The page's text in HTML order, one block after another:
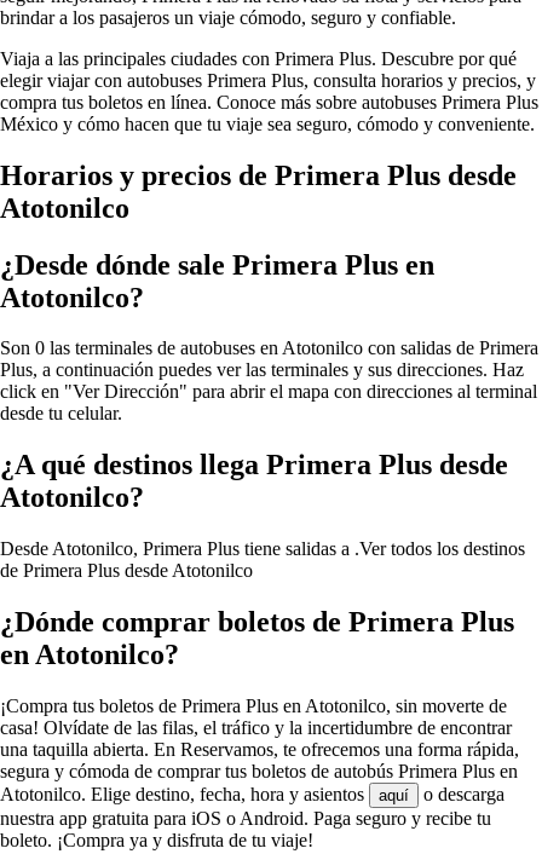
brindar a los pasajeros un viaje cómodo, seguro y confiable.
Viaja a las principales ciudades con Primera Plus. Descubre por qué
elegir viajar con autobuses Primera Plus, consulta horarios y precios, y
compra tus boletos en línea. Conoce más sobre autobuses Primera Plus
México y cómo hacen que tu viaje sea seguro, cómodo y conveniente.
Horarios y precios de Primera Plus desde
Atotonilco
¿Desde dónde sale Primera Plus en
Atotonilco?
Son 0 las terminales de autobuses en Atotonilco con salidas de Primera
Plus, a continuación puedes ver las terminales y sus direcciones. Haz
click en "Ver Dirección" para abrir el mapa con direcciones al terminal
desde tu celular.
¿A qué destinos llega Primera Plus desde
Atotonilco?
Desde Atotonilco, Primera Plus tiene salidas a .Ver todos los destinos
de Primera Plus desde Atotonilco
¿Dónde comprar boletos de Primera Plus
en Atotonilco?
¡Compra tus boletos de Primera Plus en Atotonilco, sin moverte de
casa! Olvídate de las filas, el tráfico y la incertidumbre de encontrar
una taquilla abierta. En Reservamos, te ofrecemos una forma rápida,
segura y cómoda de comprar tus boletos de autobús Primera Plus en
Atotonilco. Elige destino, fecha, hora y asientos
aquí
o descarga
nuestra app gratuita para iOS o Android. Paga seguro y recibe tu
boleto. ¡Compra ya y disfruta de tu viaje!